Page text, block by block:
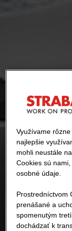
Využívame
najlepšie
mohli neustále
Cookies sú
osobné údaje.
Prostredníctvom
prenášané a
spomenutým
dochádzať k